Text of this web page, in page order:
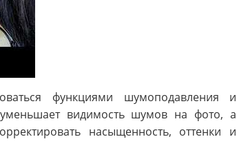
функциями шумоподавления и
видимость шумов на фото, а
насыщенность, оттенки и